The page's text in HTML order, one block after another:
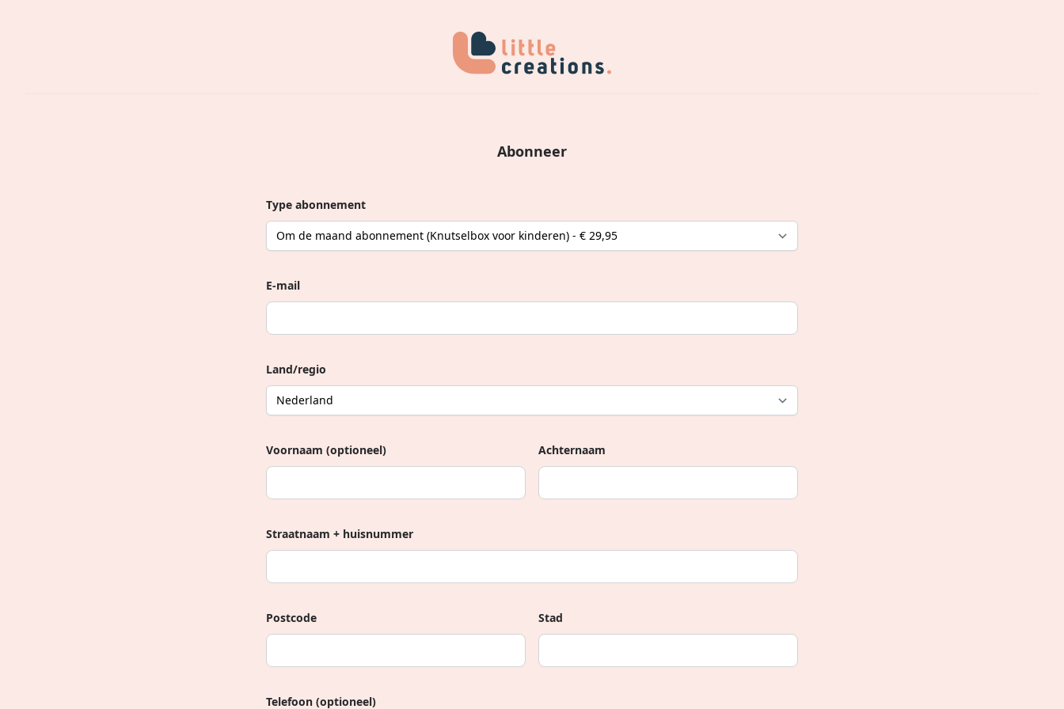
Abonneer
Type abonnement
E-mail
Land/regio
Voornaam (optioneel) Achternaam
Straatnaam + huisnummer
Postcode Stad
Telefoon (optioneel)